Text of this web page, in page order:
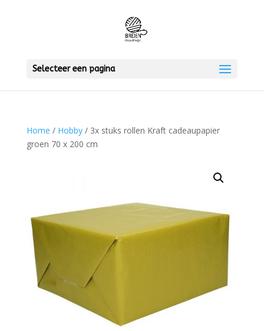
Selecteer een pagina
Home / Hobby/ 3x stuks rollen Kraft cadeaupapier
groen 70 x 200 cm